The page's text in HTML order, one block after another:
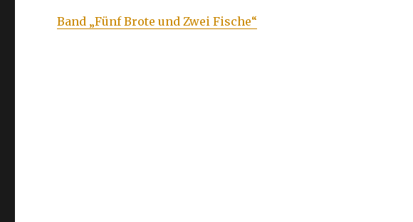
Band „Fünf Brote und Zwei Fische“